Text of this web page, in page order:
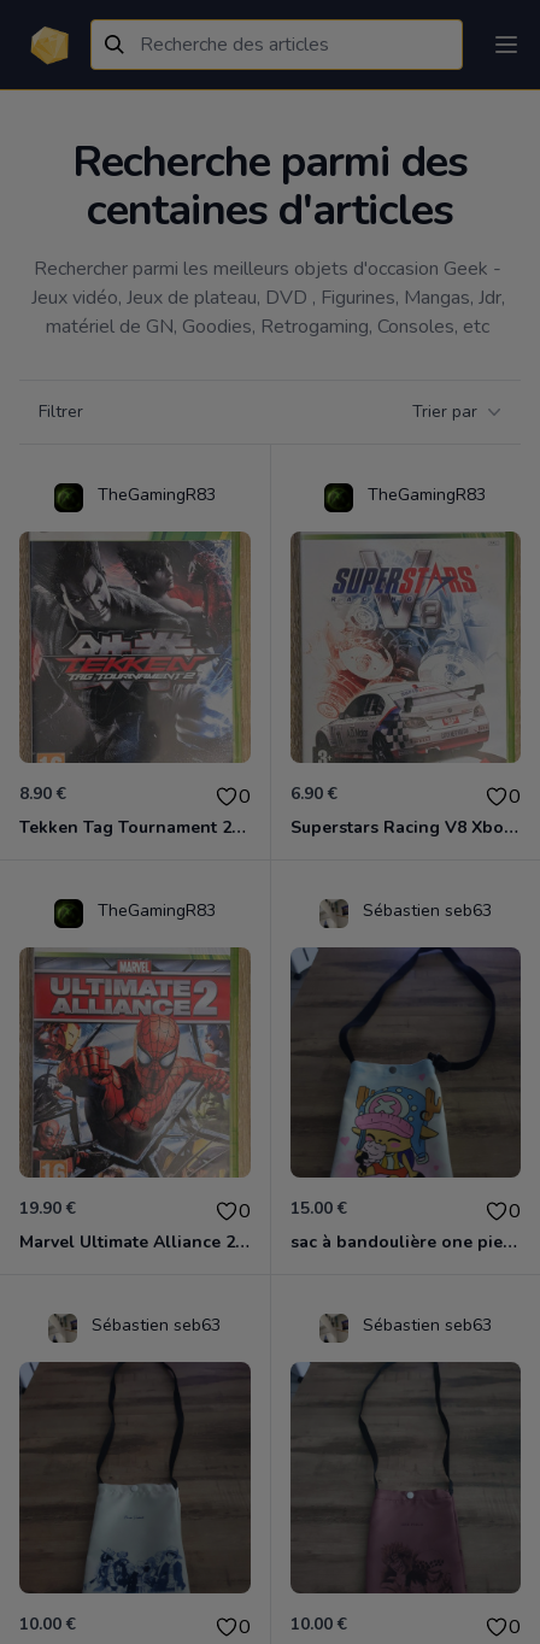
Recherche parmi des
centaines d'articles
Rechercher parmi les meilleurs objets d'occasion Geek -
Jeux vidéo, Jeux de plateau, DVD , Figurines, Mangas, Jdr,
matériel de GN, Goodies, Retrogaming, Consoles, etc
Filtrer Trier par
TheGamingR83
8.90 € 0
Tekken Tag Tournament 2 Xbox 360
TheGamingR83
6.90 € 0
Superstars Racing V8 Xbox 360
TheGamingR83
19.90 € 0
Marvel Ultimate Alliance 2 Xbox 360
Sébastien seb63
15.00 € 0
sac à bandoulière one piece chopper
Sébastien seb63
10.00 € 0
Sébastien seb63
10.00 € 0